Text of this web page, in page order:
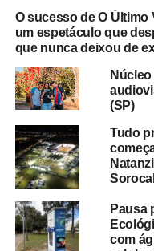
O sucesso de O Último
um espetáculo que
que nunca deixou de
(SP)
Tudo
Pausa
com